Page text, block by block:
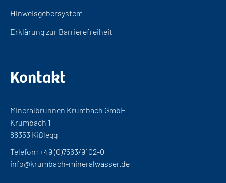
Hinweisgebersystem
Erklärung zur Barrierefreiheit
Kontakt
Mineralbrunnen Krumbach GmbH
Krumbach 1
88353 Kißlegg
Telefon: +49 (0)7563/9102-0
info@krumbach-mineralwasser.de